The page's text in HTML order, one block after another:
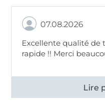
07.08.2026
Excellente qualité de
rapide !! Merci
Voir tous les